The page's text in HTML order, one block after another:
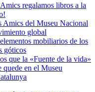
regalamos libros a la
Amics del Museu Nacional
global
mobiliarios de los
góticos
que la «Fuente de la vida»
en el Museu